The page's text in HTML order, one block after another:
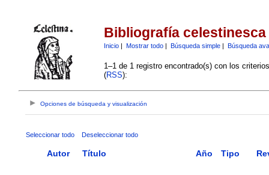
Bibliografía celestinesca
Inicio| Mostrar todo| Búsqueda simple| Búsqueda
1–1 de 1 registro encontrado(s) con los
(RSS):
Opciones de búsqueda y visualización
Seleccionar todo Deseleccionar todo
Autor Título Año Tipo